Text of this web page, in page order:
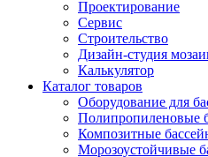
Проектирование
Сервис
Строительство
Дизайн-студия
Калькулятор
Каталог товаров
Оборудование для
Полипропиленовые
Композитные
Морозоустойчивые